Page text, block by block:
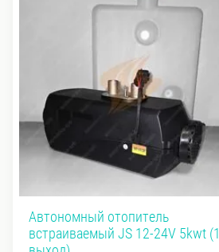
Автономный отопитель
встраиваемый JS 12-24V 5kwt (1